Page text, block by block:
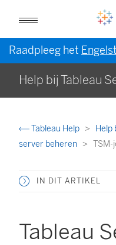
Raadpleeg het
Help bij Tableau
Tableau Help Help
server beheren
TSM-
IN DIT ARTIKEL
Tableau